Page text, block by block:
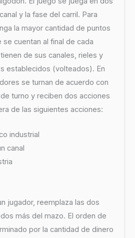
y la fase del carril. Para
la mayor cantidad de puntos
cuentan al final de cada
de sus canales, rieles y
establecidos (volteados). En
se turnan de acuerdo con
turno y reciben dos acciones
de las siguientes acciones:
industrial
canal
jugador, reemplaza las dos
más del mazo. El orden de
por la cantidad de dinero